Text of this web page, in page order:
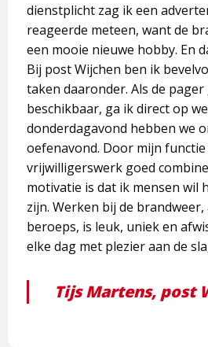
dienstplicht zag ik een
reageerde meteen, want de
een mooie nieuwe hobby. En
Bij post Wijchen ben ik
taken daaronder. Als de
beschikbaar, ga ik direct op
donderdagavond hebben we
oefenavond. Door mijn
vrijwilligerswerk goed
motivatie is dat ik mensen wil
zijn. Werken bij de
beroeps, is leuk, uniek en
elke dag met plezier aan de
Tijs Martens, post